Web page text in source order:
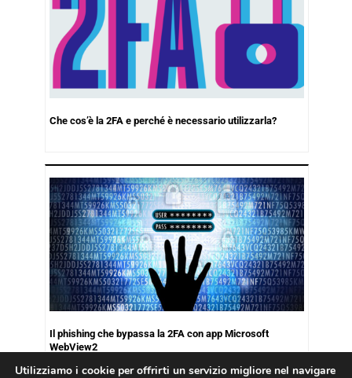
Che cos’è la 2FA e perché è necessario utilizzarla?
Il phishing che bypassa la 2FA con app Microsoft
WebView2
Utilizziamo i cookie per offrirti un servizio migliore nel navigare